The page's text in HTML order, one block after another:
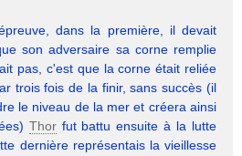
dans la première, il devait
son adversaire sa corne remplie
pas, c'est que la corne était reliée
trois fois de la finir, sans succès (il
le niveau de la mer et créera ainsi
Thorfut battu ensuite à la lutte
dernière représentais la vieillesse